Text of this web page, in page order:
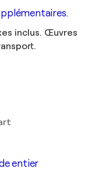
inclus. Œuvres
entier